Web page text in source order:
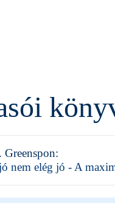
Greenspon:
nem elég jó - A